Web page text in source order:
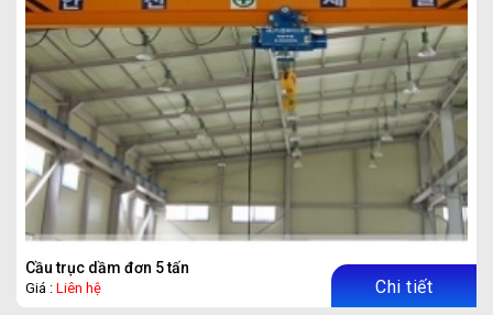
Cầu trục dầm đơn 5 tấn
Giá : Liên hệ Chi tiết